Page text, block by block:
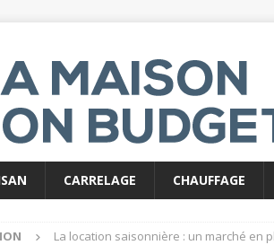
CARRELAGE CHAUFFAGE
La location saisonnière : un marché en